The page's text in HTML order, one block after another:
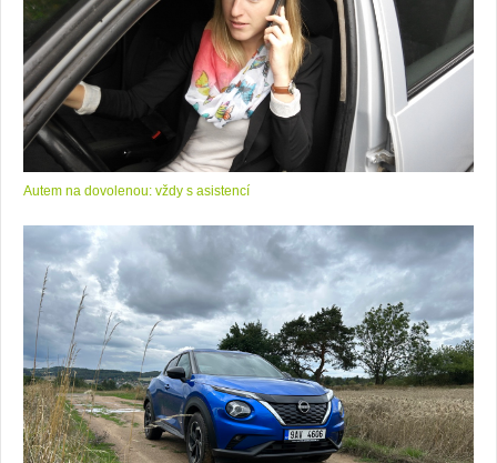
Autem na dovolenou: vždy s asistencí